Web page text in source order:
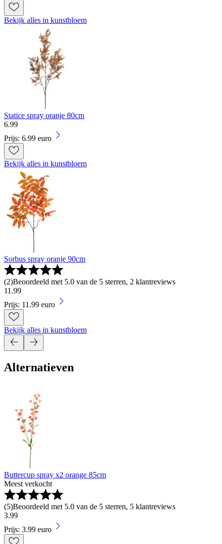
Bekijk alles in kunstbloem
Statice spray oranje 80cm
6.99
Prijs: 6.99 euro
Bekijk alles in kunstbloem
Sorbus spray oranje 90cm
(2)Beoordeeld met 5.0 van de 5 sterren, 2 klantreviews
11 .99
Prijs: 11.99 euro
Bekijk alles in kunstbloem
Alternatieven
Buttercup spray x2 orange 85cm
Meest verkocht
(5)Beoordeeld met 5.0 van de 5 sterren, 5 klantreviews
3.99
Prijs: 3.99 euro